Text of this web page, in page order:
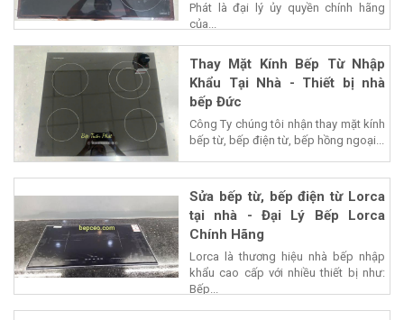
Phát là đại lý ủy quyền chính hãng
của...
Thay Mặt Kính Bếp Từ Nhập
Khẩu Tại Nhà - Thiết bị nhà
bếp Đức
Công Ty chúng tôi nhận thay mặt kính
bếp từ, bếp điện từ, bếp hồng ngoại...
Sửa bếp từ, bếp điện từ Lorca
tại nhà - Đại Lý Bếp Lorca
Chính Hãng
Lorca là thương hiệu nhà bếp nhập
khẩu cao cấp với nhiều thiết bị như:
Bếp...